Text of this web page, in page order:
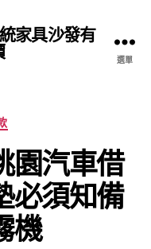
家具沙發有
選單
園汽車借
必須知備
機